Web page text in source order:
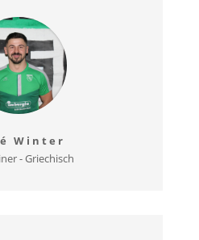
Winter
- Griechisch